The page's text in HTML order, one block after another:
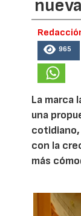
965
La marca
una
con la
más